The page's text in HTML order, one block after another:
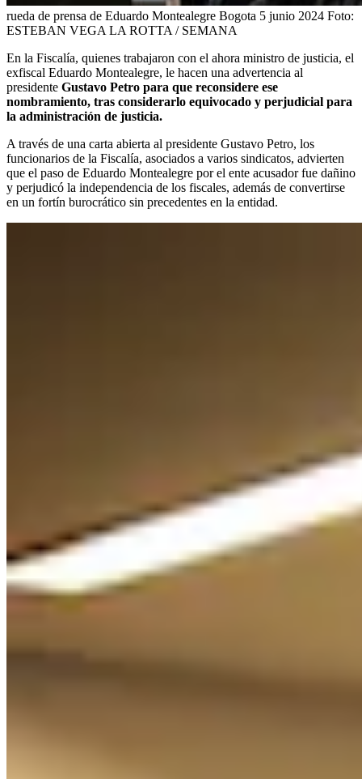
rueda de prensa de Eduardo Montealegre Bogota 5 junio 2024 Foto:
ESTEBAN VEGA LA ROTTA / SEMANA
En la Fiscalía, quienes trabajaron con el ahora ministro de justicia, el
exfiscal Eduardo Montealegre, le hacen una advertencia al
presidente Gustavo Petro para que reconsidere ese
nombramiento, tras considerarlo equivocado y perjudicial para
la administración de justicia.
A través de una carta abierta al presidente Gustavo Petro, los
funcionarios de la Fiscalía, asociados a varios sindicatos, advierten
que el paso de Eduardo Montealegre por el ente acusador fue dañino
y perjudicó la independencia de los fiscales, además de convertirse
en un fortín burocrático sin precedentes en la entidad.